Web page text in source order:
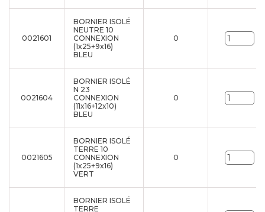
0021601
BORNIER ISOLÉ
NEUTRE 10
CONNEXION
(1x25+9x16)
BLEU
0
0021604
BORNIER ISOLÉ
N 23
CONNEXION
(11x16+12x10)
BLEU
0
0021605
BORNIER ISOLÉ
TERRE 10
CONNEXION
(1x25+9x16)
VERT
0
BORNIER ISOLÉ
TERRE